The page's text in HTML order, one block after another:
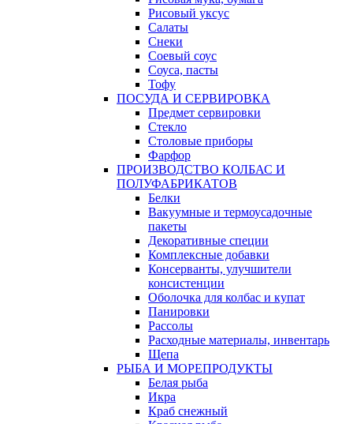
Рисовый уксус
Салаты
Снеки
Соевый соус
Соуса, пасты
Тофу
ПОСУДА И СЕРВИРОВКА
Предмет сервировки
Стекло
Столовые приборы
Фарфор
ПРОИЗВОДСТВО КОЛБАС И
ПОЛУФАБРИКАТОВ
Белки
Вакуумные и термоусадочные
пакеты
Декоративные специи
Комплексные добавки
Консерванты, улучшители
консистенции
Оболочка для колбас и купат
Панировки
Рассолы
Расходные материалы, инвентарь
Щепа
РЫБА И МОРЕПРОДУКТЫ
Белая рыба
Икра
Краб снежный